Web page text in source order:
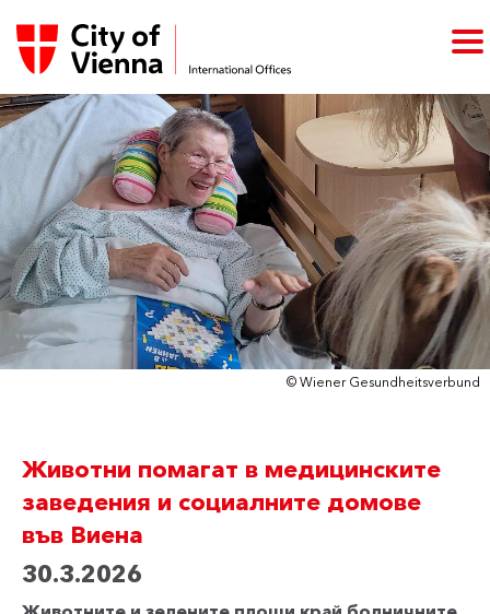
© Wiener Gesundheitsverbund
Животни помагат в медицинските
заведения и социалните домове
във Виена
30.3.2026